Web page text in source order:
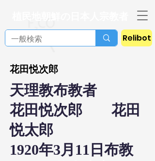
Relibot
花田悦次郎
天理教布教者
花田悦次郎 花田
悦太郎
1920年3月11日布教